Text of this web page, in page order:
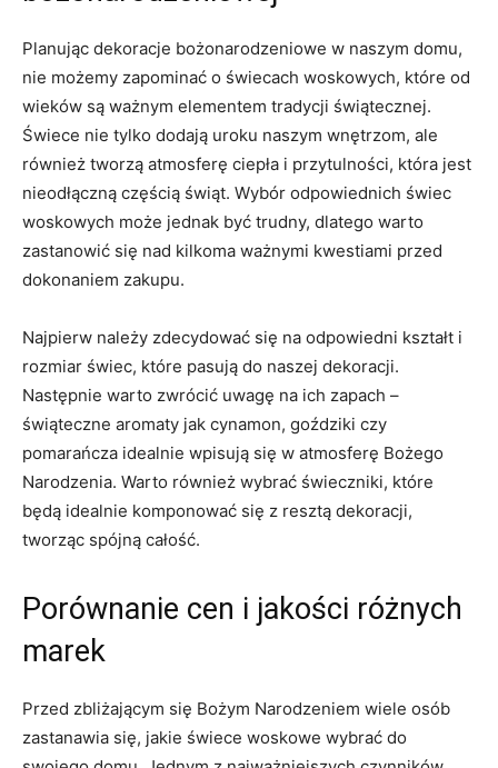
Planując dekoracje bożonarodzeniowe w naszym ‌domu,⁢
nie ⁣możemy ‍zapominać o świecach woskowych,⁣ które ‌od
⁤wieków są ważnym elementem tradycji świątecznej.
Świece nie ⁣tylko⁤ dodają ‍uroku naszym wnętrzom, ale
również tworzą atmosferę​ ciepła i​ przytulności,⁤ która ​jest
nieodłączną częścią świąt. Wybór odpowiednich świec⁢
woskowych może jednak być ⁤trudny, dlatego warto
zastanowić się nad⁣ kilkoma ważnymi kwestiami‌ przed
dokonaniem⁢ zakupu.
Najpierw należy zdecydować się na odpowiedni kształt i
rozmiar ⁢świec, które pasują do naszej dekoracji.
⁤Następnie warto zwrócić uwagę na ich zapach‍ –
świąteczne‍ aromaty ⁤jak cynamon, ​goździki czy
pomarańcza ⁢idealnie ​wpisują się ‍w atmosferę Bożego
Narodzenia. Warto również wybrać świeczniki,‍ które⁣
będą ‍idealnie ⁤komponować się z resztą dekoracji,
tworząc spójną ⁢całość.
Porównanie cen i jakości różnych
marek
Przed zbliżającym się Bożym Narodzeniem wiele osób
zastanawia się,‍ jakie świece​ woskowe⁣ wybrać ‍do